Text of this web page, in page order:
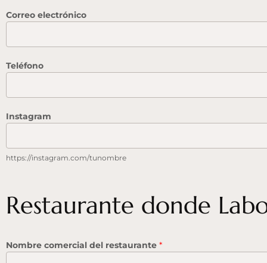
Correo electrónico
Teléfono
Instagram
https://instagram.com/tunombre
Restaurante donde
Nombre comercial del restaurante *